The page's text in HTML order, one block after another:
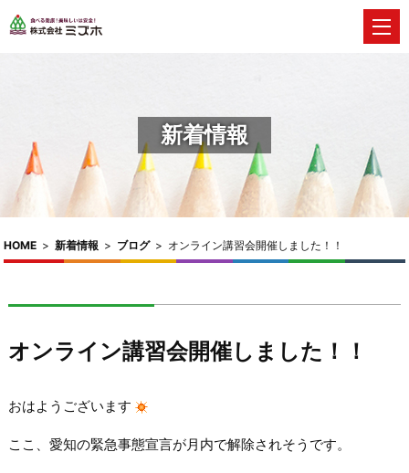
新着情報
HOME > 新着情報 > ブログ> オンライン講習会開催しました！！
オンライン講習会開催しました！！
おはようございます
ここ、愛知の緊急事態宣言が月内で解除されそうです。